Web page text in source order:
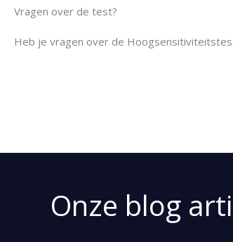
Vragen over de test?
Heb je vragen over de
Onze blog